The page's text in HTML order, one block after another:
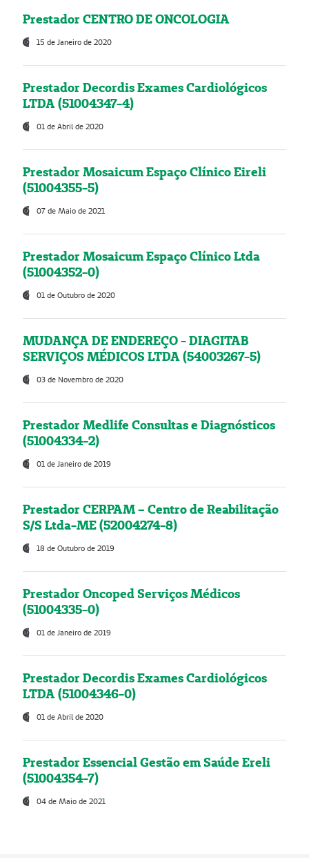
Prestador CENTRO DE ONCOLOGIA
15 de Janeiro de 2020
Prestador Decordis Exames Cardiológicos
LTDA (51004347-4)
01 de Abril de 2020
Prestador Mosaicum Espaço Clínico Eireli
(51004355-5)
07 de Maio de 2021
Prestador Mosaicum Espaço Clínico Ltda
(51004352-0)
01 de Outubro de 2020
MUDANÇA DE ENDEREÇO - DIAGITAB
SERVIÇOS MÉDICOS LTDA (54003267-5)
03 de Novembro de 2020
Prestador Medlife Consultas e Diagnósticos
(51004334-2)
01 de Janeiro de 2019
Prestador CERPAM – Centro de Reabilitação
S/S Ltda-ME (52004274-8)
18 de Outubro de 2019
Prestador Oncoped Serviços Médicos
(51004335-0)
01 de Janeiro de 2019
Prestador Decordis Exames Cardiológicos
LTDA (51004346-0)
01 de Abril de 2020
Prestador Essencial Gestão em Saúde Ereli
(51004354-7)
04 de Maio de 2021